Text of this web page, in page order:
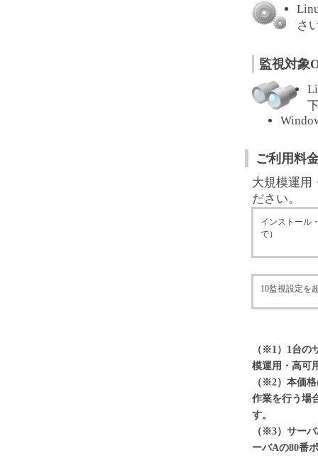
さ
監視対象
ご利用料
大規模運用
ださい。
インストール
で）
10監視設定を
（※1）1台の
模運用・高可
（※2）本価
作業を行う場
す。
（※3）サー
ーバAの80番